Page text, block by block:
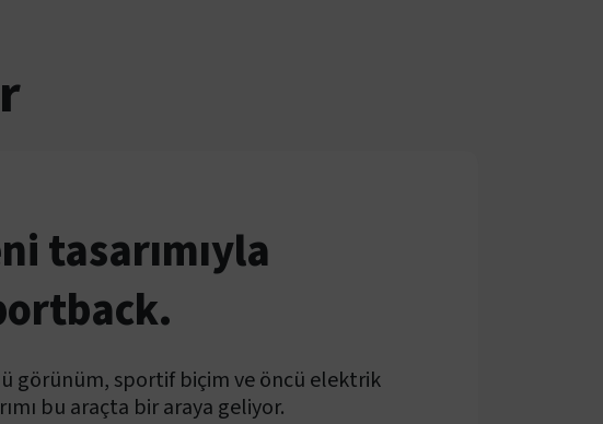
tasarımıyla
görünüm, sportif biçim ve öncü elektrik
bu araçta bir araya geliyor.